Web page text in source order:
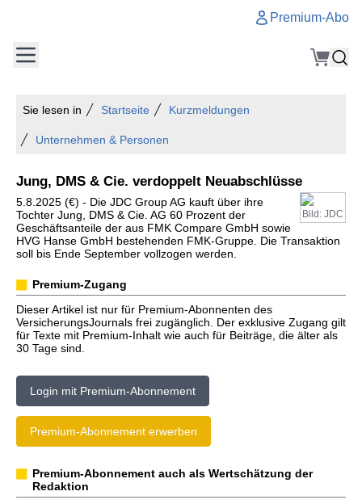
Premium-Abo
Sie lesen in Startseite Kurzmeldungen
Unternehmen & Personen
Jung, DMS & Cie. verdoppelt Neuabschlüsse
Bild: JDC
5.8.2025 (€) - Die JDC Group AG kauft über ihre
Tochter Jung, DMS & Cie. AG 60 Prozent der
Geschäftsanteile der aus FMK Compare GmbH sowie
HVG Hanse GmbH bestehenden FMK-Gruppe. Die Transaktion
soll bis Ende September vollzogen werden.
Premium-Zugang
Dieser Artikel ist nur für Premium-Abonnenten des
VersicherungsJournals frei zugänglich. Der exklusive Zugang gilt
für Texte mit Premium-Inhalt wie auch für Beiträge, die älter als
30 Tage sind.
Login mit Premium-Abonnement
Premium-Abonnement erwerben
Premium-Abonnement auch als Wertschätzung der
Redaktion